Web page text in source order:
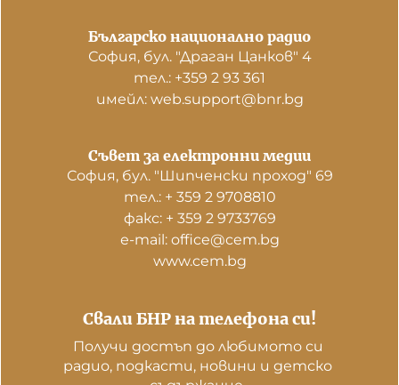
Българско национално радио
София, бул. "Драган Цанков" 4
тел.: +359 2 93 361
имейл: web.support@bnr.bg
Свали БНР на телефона си!
Получи достъп до любимото си
радио, подкасти, новини и детско
Съвет за електронни медии
София, бул. "Шипченски проход" 69
тел.: + 359 2 9708810
факс: + 359 2 9733769
е-mail: office@cem.bg
www.cem.bg